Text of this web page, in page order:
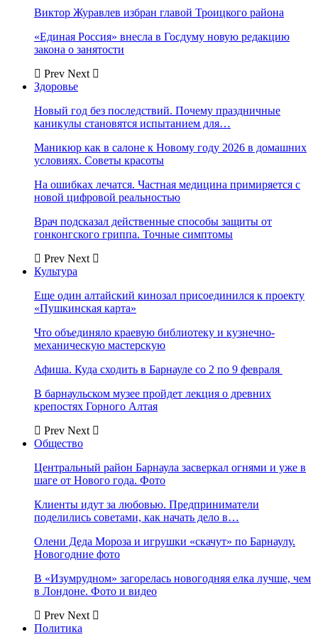
Виктор Журавлев избран главой Троицкого района
«Единая Россия» внесла в Госдуму новую редакцию
закона о занятости
Prev Next
Здоровье
Новый год без последствий. Почему праздничные
каникулы становятся испытанием для…
Маникюр как в салоне к Новому году 2026 в домашних
условиях. Советы красоты
На ошибках лечатся. Частная медицина примиряется с
новой цифровой реальностью
Врач подсказал действенные способы защиты от
гонконгского гриппа. Точные симптомы
Prev Next
Культура
Еще один алтайский кинозал присоединился к проекту
«Пушкинская карта»
Что объединяло краевую библиотеку и кузнечно-
механическую мастерскую
Афиша. Куда сходить в Барнауле со 2 по 9 февраля
В барнаульском музее пройдет лекция о древних
крепостях Горного Алтая
Prev Next
Общество
Центральный район Барнаула засверкал огнями и уже в
шаге от Нового года. Фото
Клиенты идут за любовью. Предприниматели
поделились советами, как начать дело в…
Олени Деда Мороза и игрушки «скачут» по Барнаулу.
Новогодние фото
В «Изумрудном» загорелась новогодняя елка лучше, чем
в Лондоне. Фото и видео
Prev Next
Политика